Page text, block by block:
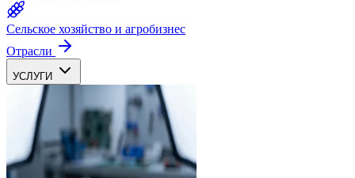
Сельское хозяйство и агробизнес
Отрасли
УСЛУГИ